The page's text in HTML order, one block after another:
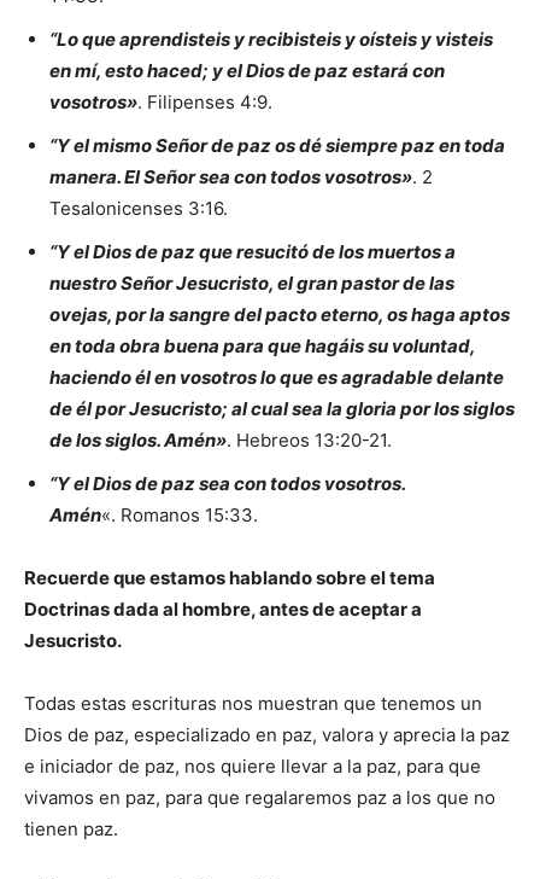
“Lo que aprendisteis y recibisteis y oísteis y visteis
en mí, esto haced; y el Dios de paz estará con
vosotros». Filipenses 4:9.
“Y el mismo Señor de paz os dé siempre paz en toda
manera. El Señor sea con todos vosotros». 2
Tesalonicenses 3:16.
“Y el Dios de paz que resucitó de los muertos a
nuestro Señor Jesucristo, el gran pastor de las
ovejas, por la sangre del pacto eterno, os haga aptos
en toda obra buena para que hagáis su voluntad,
haciendo él en vosotros lo que es agradable delante
de él por Jesucristo; al cual sea la gloria por los siglos
de los siglos. Amén». Hebreos 13:20-21.
“Y el Dios de paz sea con todos vosotros.
Amén«. Romanos 15:33.
Recuerde que estamos hablando sobre el tema
Doctrinas dada al hombre, antes de aceptar a
Jesucristo.
Todas estas escrituras nos muestran que tenemos un
Dios de paz, especializado en paz, valora y aprecia la paz
e iniciador de paz, nos quiere llevar a la paz, para que
vivamos en paz, para que regalaremos paz a los que no
tienen paz.